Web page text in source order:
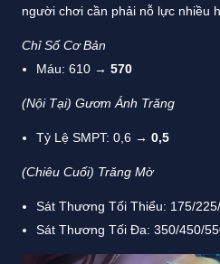
người chơi cần phải nỗ lực nhiều
Chỉ Số Cơ Bản
Máu: 610 → 570
(Nội Tại) Gươm Ánh Trăng
Tỷ Lệ SMPT: 0,6 → 0,5
(Chiêu Cuối) Trăng Mờ
Sát Thương Tối Thiểu: 175/
Sát Thương Tối Đa: 350/450/